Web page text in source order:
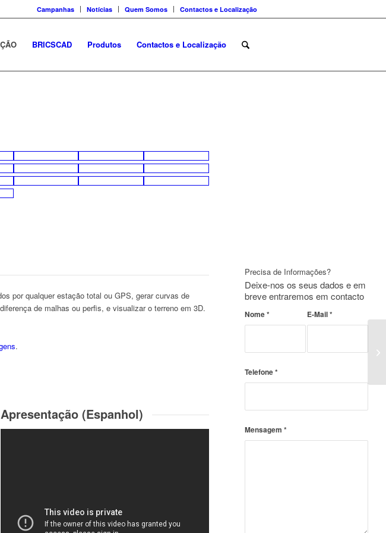
Campanhas Notícias Quem Somos Contactos e Localização
BRICSCAD Produtos Contactos e Localização
por qualquer estação total ou GPS, gerar curvas de
de malhas ou perfis, e visualizar o terreno em 3D.
.
Apresentação (Espanhol)
Precisa de Informações?
Deixe-nos os seus dados e em
breve entraremos em contacto
Nome* E-Mail*
Telefone*
Mensagem *